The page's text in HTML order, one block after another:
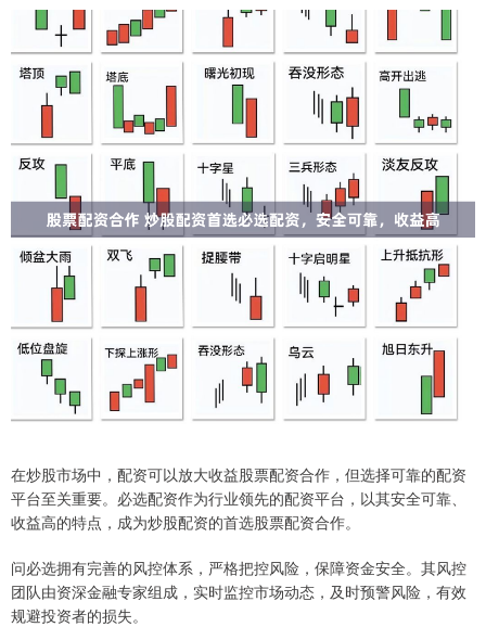
在炒股市场中，配资可以放大收益股票配资合作，但选择可靠的配资
平台至关重要。必选配资作为行业领先的配资平台，以其安全可靠、
收益高的特点，成为炒股配资的首选股票配资合作。
问必选拥有完善的风控体系，严格把控风险，保障资金安全。其风控
团队由资深金融专家组成，实时监控市场动态，及时预警风险，有效
规避投资者的损失。